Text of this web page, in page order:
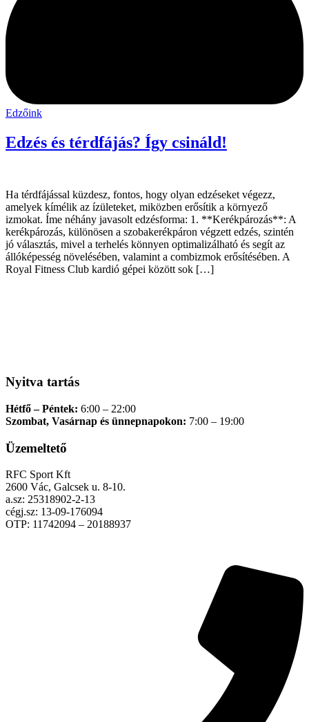
Edzőink
Edzés és térdfájás? Így csináld!
Ha térdfájással küzdesz, fontos, hogy olyan edzéseket végezz,
amelyek kímélik az ízületeket, miközben erősítik a környező
izmokat. Íme néhány javasolt edzésforma: 1. **Kerékpározás**: A
kerékpározás, különösen a szobakerékpáron végzett edzés, szintén
jó választás, mivel a terhelés könnyen optimalizálható és segít az
állóképesség növelésében, valamint a combizmok erősítésében. A
Royal Fitness Club kardió gépei között sok […]
Nyitva tartás
Hétfő – Péntek: 6:00 – 22:00
Szombat, Vasárnap és ünnepnapokon: 7:00 – 19:00
Üzemeltető
RFC Sport Kft
2600 Vác, Galcsek u. 8-10.
a.sz: 25318902-2-13
cégj.sz: 13-09-176094
OTP: 11742094 – 20188937